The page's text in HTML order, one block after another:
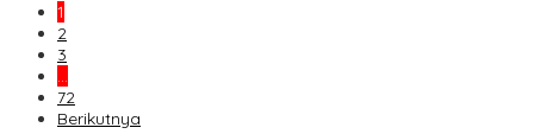
1
2
3
…
72
Berikutnya